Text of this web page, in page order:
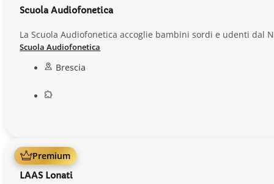
Scuola Audiofonetica
La Scuola Audiofonetica accoglie bambini sordi e udenti dal
Scuola Audiofonetica
Brescia
Premium
LAAS Lonati